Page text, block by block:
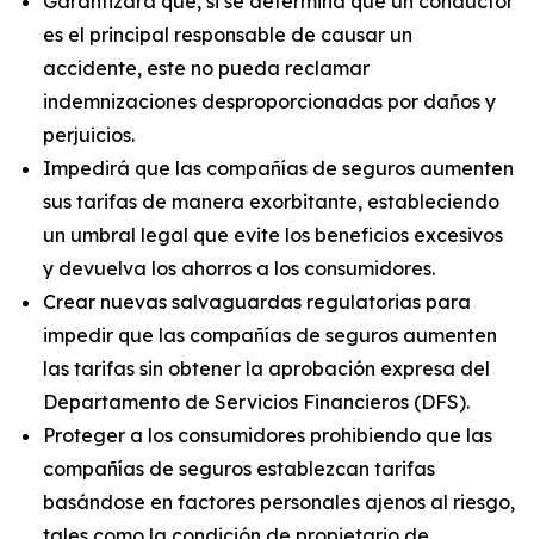
es el principal responsable de causar un
accidente, este no pueda reclamar
indemnizaciones desproporcionadas por daños y
perjuicios.
Impedirá que las compañías de seguros aumenten
sus tarifas de manera exorbitante, estableciendo
un umbral legal que evite los beneficios excesivos
y devuelva los ahorros a los consumidores.
Crear nuevas salvaguardas regulatorias para
impedir que las compañías de seguros aumenten
las tarifas sin obtener la aprobación expresa del
Departamento de Servicios Financieros (DFS).
Proteger a los consumidores prohibiendo que las
compañías de seguros establezcan tarifas
basándose en factores personales ajenos al riesgo,